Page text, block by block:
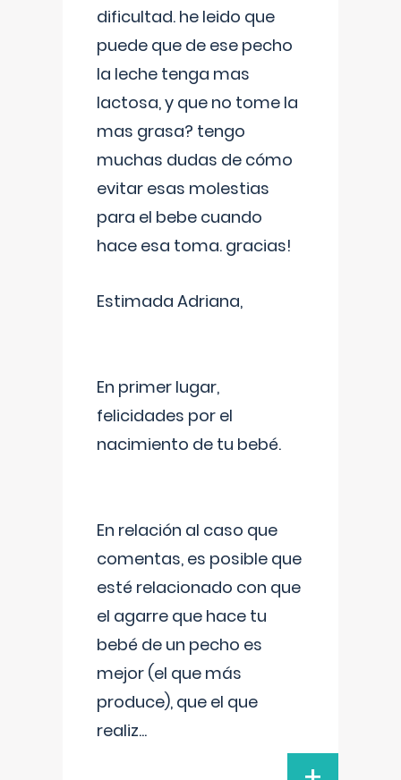
dificultad. he leido que
puede que de ese pecho
la leche tenga mas
lactosa, y que no tome la
mas grasa? tengo
muchas dudas de cómo
evitar esas molestias
para el bebe cuando
hace esa toma. gracias!
Estimada Adriana,
En primer lugar,
felicidades por el
nacimiento de tu bebé.
En relación al caso que
comentas, es posible que
esté relacionado con que
el agarre que hace tu
bebé de un pecho es
mejor (el que más
produce), que el que
realiz...